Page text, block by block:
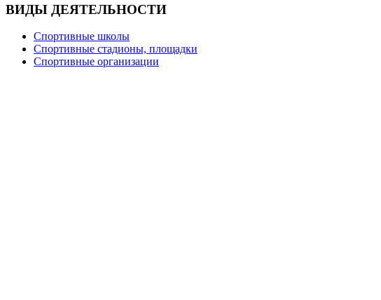
ВИДЫ ДЕЯТЕЛЬНОСТИ
Спортивные школы
Спортивные стадионы, площадки
Спортивные организации